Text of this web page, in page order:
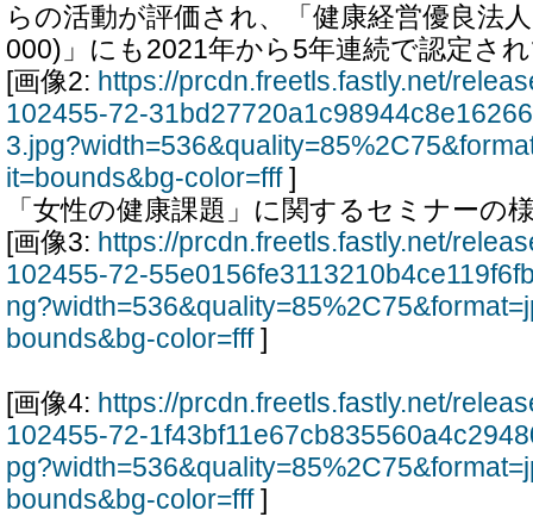
らの活動が評価され、「健康経営優良法
000)」にも2021年から5年連続で認定さ
[画像2: https://prcdn.freetls.fastly.net/
102455-72-
it=bounds&bg-color=fff]
「女性の健康課題」に関するセミナーの
[画像3: https://prcdn.freetls.fastly.net/
102455-72-
bounds&bg-color=fff]
[画像4: https://prcdn.freetls.fastly.net/
102455-72-
bounds&bg-color=fff]